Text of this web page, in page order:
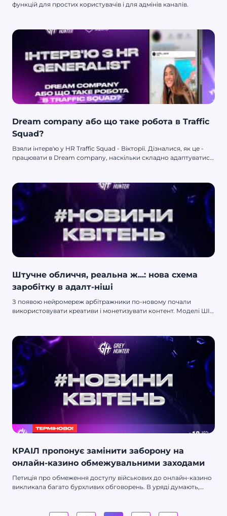
функцій для простих користувачів і для адмінів каналів.
Dream company або що таке робота в Traffic
Squad?
Взяли інтерв'ю у HR Traffic Squad - Вікторії. Дізналися, як це -
працювати в Dream company, наскільки складно адаптуватися
Штучне обличчя, реальна ж...: нова схема
заробітку в адалт-ніші
З появою нейромереж арбітражники по-новому почали
використовувати креативи і монетизувати контент. Моделі ШІ
КРАІЛ пропонує замінити заборону на
онлайн-казино обмежувальними заходами
Петиція про обмеження доступу військових до онлайн-казино
викликала багато бурхливих обговорень. В уряді думають,